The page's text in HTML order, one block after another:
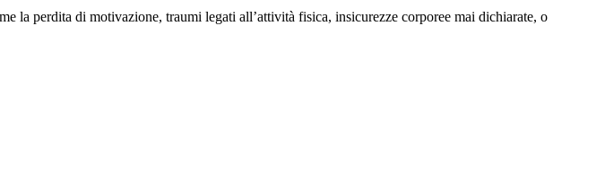
la perdita di motivazione, traumi legati all’attività fisica, insicurezze corporee mai dichiarate, o